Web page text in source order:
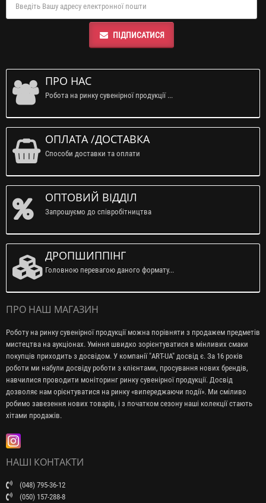
ПІДПИСАТИСЯ
ПРО НАС
Робота на ринку сувенірної продукції ...
ОПЛАТА /ДОСТАВКА
Способи доставки та оплати
ОПТОВИЙ ВІДДІЛ
Запрошуємо до співробітництва
ДРОПШИППІНГ
Головною перевагою даного формату...
ПРО НАШ МАГАЗИН
Роботу на ринку сувенірної продукції можна порівняти з продажем предметів
мистецтва на аукціонах. Уміння швидко зорієнтуватися в мінливих смаки
покупців приходить з досвідом. У компанії "ART-UA" досвід є. За 16 років
роботи ми набули досвіду роботи з клієнтами, просування нових брендів,
навчилися проводити моніторинг ринку сувенірної продукції. Досвід
дозволяє нам орієнтуватися на ринку «випереджаючи події». Ми сміливо
робимо завезення нових товарів, і з початком сезону наші колекції стають
хітами продажів.
НАШІ КОНТАКТИ
(048) 795-36-12
(050) 157-288-8